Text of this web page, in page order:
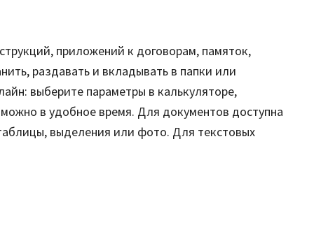
приложений к договорам, памяток,
раздавать и вкладывать в папки или
выберите параметры в калькуляторе,
в удобное время. Для документов доступна
выделения или фото. Для текстовых